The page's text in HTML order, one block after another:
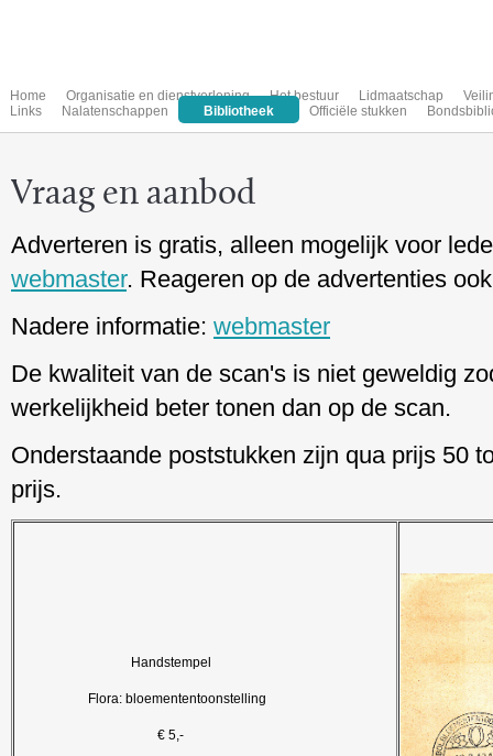
Home Organisatie en dienstverlening Het bestuur Lidmaatschap
Links
Nalatenschappen Bibliotheek Officiële stukken
Vraag en aanbod
Adverteren is gratis, alleen mogelijk voor
webmaster. Reageren op de advertenties
Nadere informatie: webmaster
De kwaliteit van de scan's is niet geweldig
werkelijkheid beter tonen dan op de scan.
Onderstaande poststukken zijn qua prijs 50
prijs.
Handstempel
Flora: bloemententoonstelling
€ 5,-